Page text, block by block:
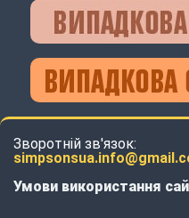
Зворотній зв'язок:
Умови використання